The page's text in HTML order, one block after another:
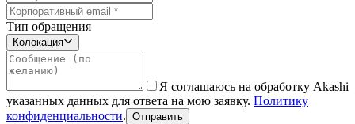
Тип обращения
Колокация
Я соглашаюсь на обработку Akashi
указанных данных для ответа на мою заявку. Политику
конфиденциальности. Отправить